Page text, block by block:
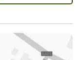
Rostlinky po přesazení